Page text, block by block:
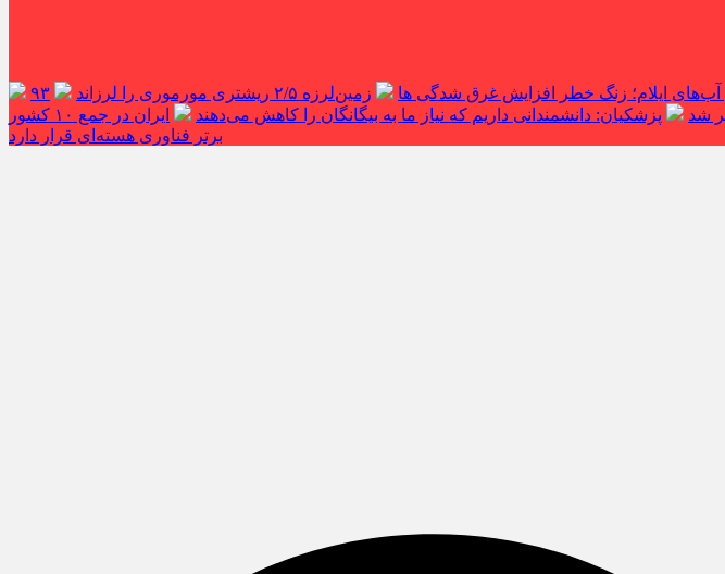
آب‌های ایلام؛ زنگ خطر افزایش غرق شدگی ها زمین‌لرزه ۲/۵ ریشتری مورموری را لرزاند
۹۳
شد پزشکیان: دانشمندانی داریم که نیاز ما به بیگانگان را کاهش می‌دهند
ایران در جمع ۱۰ کشور
برتر فناوری هسته‌ای قرار دارد